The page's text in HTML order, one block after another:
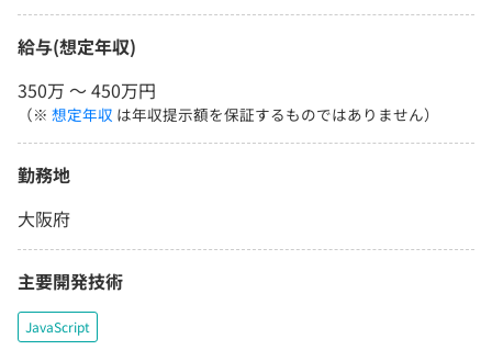
給与(想定年収)
350万 〜 450万円
（※ 想定年収 は年収提示額を保証するものではありません）
勤務地
大阪府
主要開発技術
JavaScript